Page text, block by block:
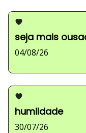
seja mais
04/08/26
humildade
30/07/26